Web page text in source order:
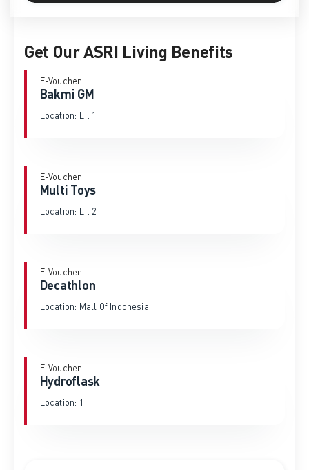
Get Our ASRI Living Benefits
E-Voucher
Bakmi GM
Location: LT. 1
E-Voucher
Multi Toys
Location: LT. 2
E-Voucher
Decathlon
Location: Mall Of Indonesia
E-Voucher
Hydroflask
Location: 1